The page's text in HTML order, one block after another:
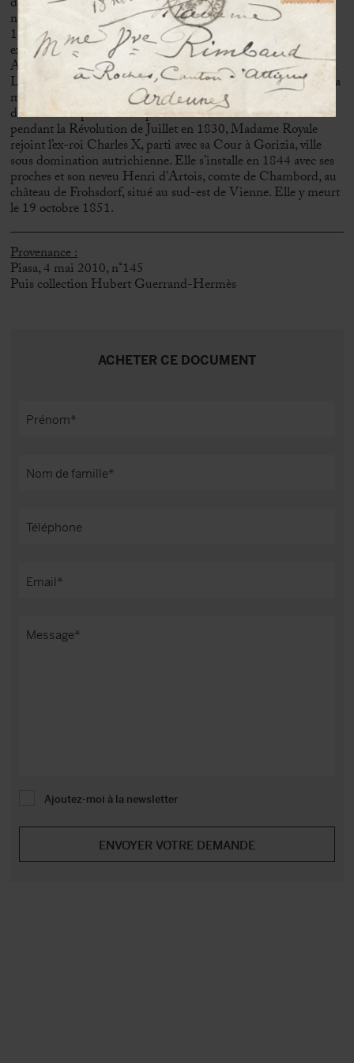
né après plus de huit ans de mariage. Enfermée au Temple en
1792 avec sa famille, elle en est la seule rescapée, échangée in-
extremis en 1795 contre les commissaires français livrés aux
Autrichiens par Dumouriez. En 1799, elle épouse son cousin
Louis de France, duc d’Angoulême, fils du futur Charles X. La
mort sans enfant de Louis XVIII fait d’elle et de son mari les
derniers Dauphin et Dauphine de France. Contrainte à l’exil
pendant la Révolution de Juillet en 1830, Madame Royale
rejoint l’ex-roi Charles X, parti avec sa Cour à Gorizia, ville
sous domination autrichienne. Elle s’installe en 1844 avec ses
proches et son neveu Henri d’Artois, comte de Chambord, au
château de Frohsdorf, situé au sud-est de Vienne. Elle y meurt
le 19 octobre 1851.
Provenance :
Piasa, 4 mai 2010, n°145
Puis collection Hubert Guerrand-Hermès
ACHETER CE DOCUMENT
Ajoutez-moi à la newsletter